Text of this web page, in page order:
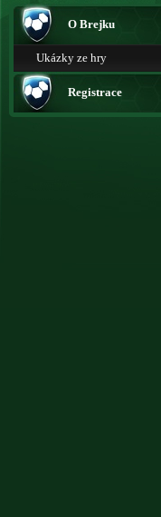
O Brejku
Ukázky ze hry
Registrace